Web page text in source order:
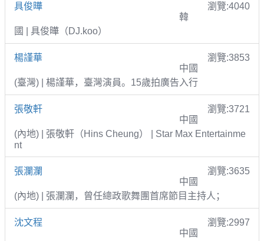
具俊曄
瀏覽:4040
韓
國 | 具俊曄（DJ.koo）
楊謹華
瀏覽:3853
中國
(臺灣) | 楊謹華，臺灣演員。15歲拍廣告入行
張敬軒
瀏覽:3721
中國
(內地) | 張敬軒（Hins Cheung） | Star Max Entertainme
nt
張瀾瀾
瀏覽:3635
中國
(內地) | 張瀾瀾，曾任總政歌舞團首席節目主持人；
沈文程
瀏覽:2997
中國